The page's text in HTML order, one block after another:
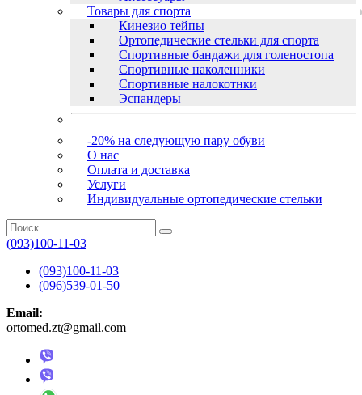
Товары для спорта
Кинезио тейпы
Ортопедические стельки для спорта
Спортивные бандажи для голеностопа
Спортивные наколенники
Спортивные налокотнки
Эспандеры
-20% на следующую пару обуви
О нас
Оплата и доставка
Услуги
Индивидуальные ортопедические стельки
(093)100-11-03
(093)100-11-03
(096)539-01-50
Email:
ortomed.zt@gmail.com